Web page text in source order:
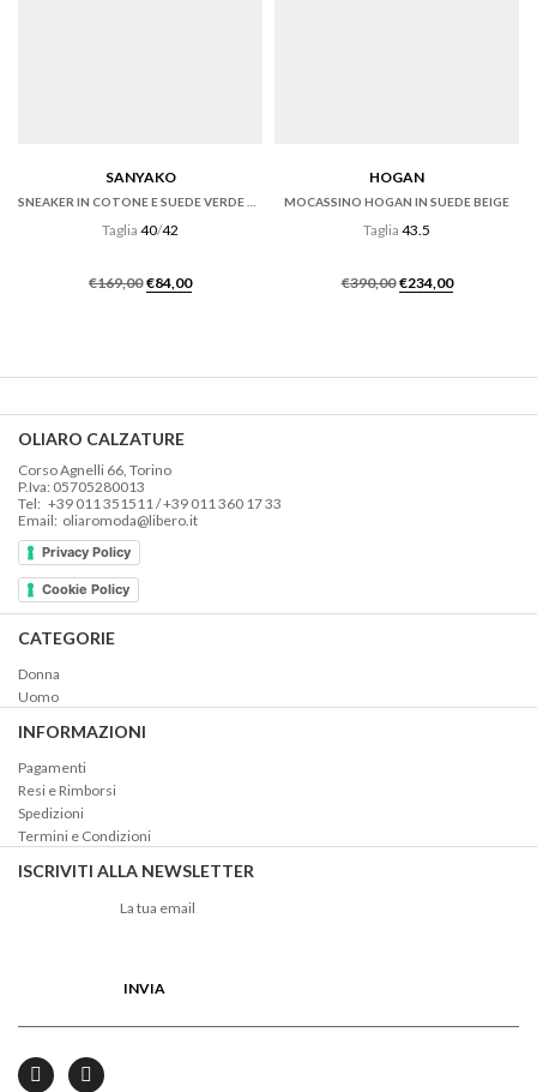
SANYAKO
Taglia 40/42
€169,00 Il
€169,00.
€84,00Il
€84,00.
HOGAN
MOCASSINO HOGAN IN SUEDE BEIGE
Taglia 43.5
€390,00 Il
€390,00.
€234,00Il
€234,00.
OLIARO CALZATURE
Corso Agnelli 66, Torino
P.Iva: 05705280013
Tel: +39 011 351511 / +39 011 360 17 33
Email: oliaromoda@libero.it
Privacy Policy
Cookie Policy
CATEGORIE
Donna
Uomo
INFORMAZIONI
Pagamenti
Resi e Rimborsi
Spedizioni
Termini e Condizioni
ISCRIVITI ALLA NEWSLETTER